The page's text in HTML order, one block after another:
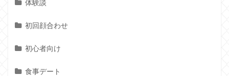
体験談
初回顔合わせ
初心者向け
食事デート